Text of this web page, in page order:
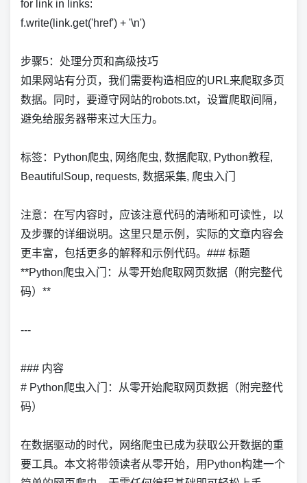
for link in links:
f.write(link.get('href') + '\n')
步骤5：处理分页和高级技巧
如果网站有分页，我们需要构造相应的URL来爬取多页
数据。同时，要遵守网站的robots.txt，设置爬取间隔，
避免给服务器带来过大压力。
标签：Python爬虫, 网络爬虫, 数据爬取, Python教程,
BeautifulSoup, requests, 数据采集, 爬虫入门
注意：在写内容时，应该注意代码的清晰和可读性，以
及步骤的详细说明。这里只是示例，实际的文章内容会
更丰富，包括更多的解释和示例代码。### 标题
**Python爬虫入门：从零开始爬取网页数据（附完整代
码）**
---
### 内容
# Python爬虫入门：从零开始爬取网页数据（附完整代
码）
在数据驱动的时代，网络爬虫已成为获取公开数据的重
要工具。本文将带领读者从零开始，用Python构建一个